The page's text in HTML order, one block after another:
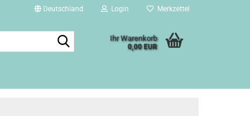
Deutschland Login Merkzettel
Ihr Warenkorb
0,00 EUR